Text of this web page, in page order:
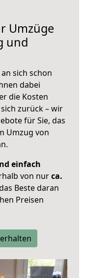
Umzüge
und
sich schon
dabei
die Kosten
zurück – wir
für Sie, das
Umzug von
einfach
von nurca.
Beste daran
Preisen